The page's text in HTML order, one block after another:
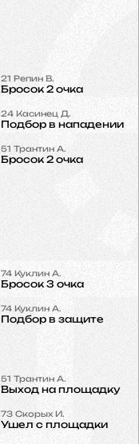
21 Репин В.
Бросок 2 очка
24 Касинец Д.
Подбор в нападении
51 Трантин А.
Бросок 2 очка
74 Куклин А.
Бросок 3 очка
74 Куклин А.
Подбор в защите
51 Трантин А.
Выход на площадку
73 Скорых И.
Ушел с площадки